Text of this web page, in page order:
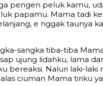
pengen peluk kamu,
papamu. Mama tadi
e nggak taunya
sangka tiba-tiba
ujung lidahku, lama
bereaksi. Naluri laki-laki
ciuman Mama tiriku